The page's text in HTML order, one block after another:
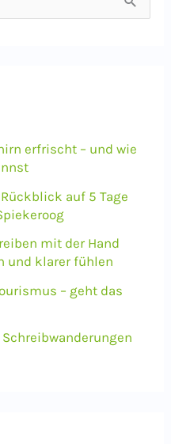
erfrischt – und wie
auf 5 Tage
mit der Hand
und klarer fühlen
– geht das